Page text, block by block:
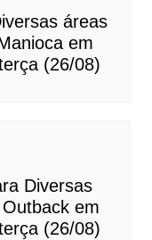
áreas
em
(26/08)
Diversas
em
(26/08)